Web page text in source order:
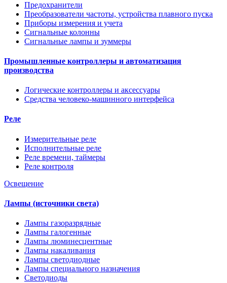
Предохранители
Преобразователи частоты, устройства плавного пуска
Приборы измерения и учета
Сигнальные колонны
Сигнальные лампы и зуммеры
Промышленные контроллеры и автоматизация
производства
Логические контроллеры и аксессуары
Средства человеко-машинного интерфейса
Реле
Измерительные реле
Исполнительные реле
Реле времени, таймеры
Реле контроля
Освещение
Лампы (источники света)
Лампы газоразрядные
Лампы галогенные
Лампы люминесцентные
Лампы накаливания
Лампы светодиодные
Лампы специального назначения
Светодиоды